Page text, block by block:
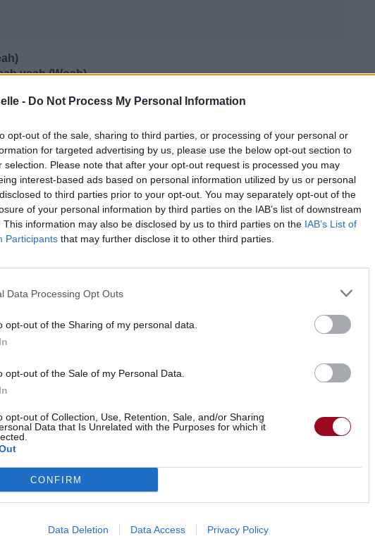
- Do Not Process My Personal Information
opt-out of the sale, sharing to third parties, or processing of your personal or
for targeted advertising by us, please use the below opt-out section to
selection. Please note that after your opt-out request is processed you may
interest-based ads based on personal information utilized by us or personal
to third parties prior to your opt-out. You may separately opt-out of the
of your personal information by third parties on the IAB’s list of downstream
This information may also be disclosed by us to third parties on the IAB’s List of
Participants that may further disclose it to other third parties.
Data Processing Opt Outs
opt-out of the Sharing of my personal data.
opt-out of the Sale of my Personal Data.
opt-out of Collection, Use, Retention, Sale, and/or Sharing
Data that Is Unrelated with the Purposes for which it
CONFIRM
Data Deletion Data Access Privacy Policy
yeah (Woah)
I'm rich)
a limp
it right
a fight
(Ouais)
(Woah)
éclat
femme
que je suis riche (parce que je suis riche)
(à moi)
le c*l
flesh
the flesh